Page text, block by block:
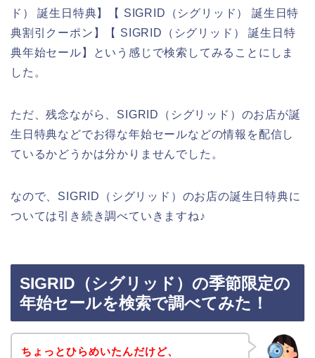
ド） 誕生日特典】【 SIGRID（シグリッド） 誕生日特
典割引クーポン】【 SIGRID（シグリッド） 誕生日特
典年始セール】という感じで検索してみることにしま
した。
ただ、残念ながら、SIGRID（シグリッド）のお店が誕
生日特典などでお得な年始セールなどの情報を配信し
ているかどうかは分かりませんでした。
なので、SIGRID（シグリッド）のお店の誕生日特典に
ついては引き続き調べていきますね♪
SIGRID（シグリッド）の季節限定の
年始セールを検索で調べてみた！
ちょっとひらめいたんだけど、